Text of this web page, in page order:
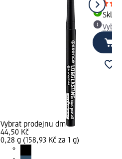
Vybrat prodejnu dm
44,50 Kč
0,28 g (158,93 Kč za 1 g)